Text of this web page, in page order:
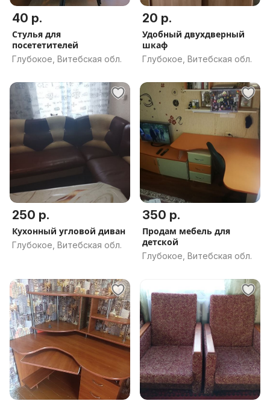
40 р.
Стулья для
посететителей
Глубокое, Витебская обл.
20 р.
Удобный двухдверный
шкаф
Глубокое, Витебская обл.
250 р.
Кухонный угловой диван
Глубокое, Витебская обл.
350 р.
Продам мебель для
детской
Глубокое, Витебская обл.